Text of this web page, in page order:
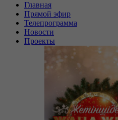
Главная
Прямой эфир
Телепрограмма
Новости
Проекты